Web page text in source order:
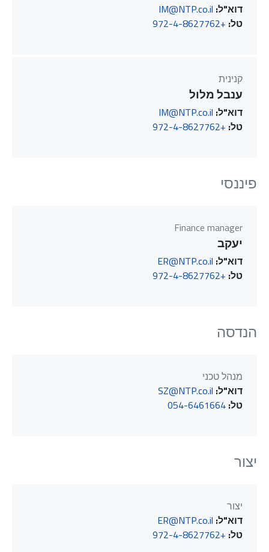
דוא"ל: IM@NTP.co.il
טל: +972-4-8627762
קנינית
ענבל מלול
דוא"ל: IM@NTP.co.il
טל: +972-4-8627762
פיננסי
Finance manager
יעקב
דוא"ל: ER@NTP.co.il
טל: +972-4-8627762
הנדסה
מנהל טכני
דוא"ל: SZ@NTP.co.il
טל: 054-6461664
יצור
יצור
דוא"ל: ER@NTP.co.il
טל: +972-4-8627762